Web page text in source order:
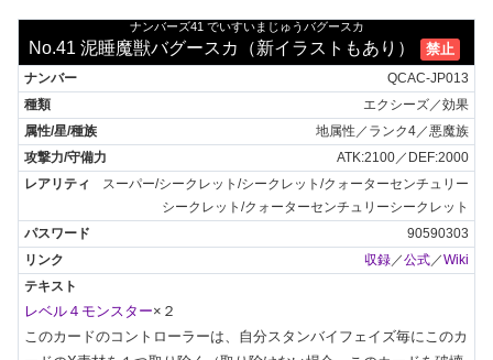
ナンバーズ41 でいすいまじゅうバグースカ
No.41 泥睡魔獣バグースカ（新イラストもあり） 禁止
QCAC-JP013
エクシーズ／効果
地属性／ランク4／悪魔族
ATK:2100／DEF:2000
スーパー/シークレット/シークレット/クォーターセンチュリー
シークレット/クォーターセンチュリーシークレット
90590303
収録／公式／Wiki
レベル４モンスター×２
このカードのコントローラーは、自分スタンバイフェイズ毎にこのカ